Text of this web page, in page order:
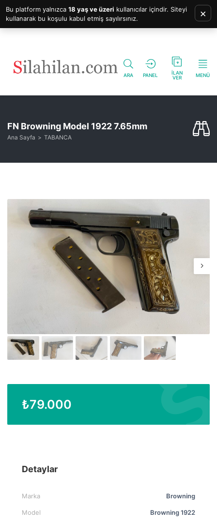
ARA PANEL
İLAN
VER
MENÜ
FN Browning Model 1922 7.65mm
Ana Sayfa TABANCA
₺79.000
Detaylar
Marka Browning
Model Browning 1922
Bu platform yalnızca 18 yaş ve üzeri kullanıcılar içindir. Siteyi
kullanarak bu koşulu kabul etmiş sayılırsınız.
×